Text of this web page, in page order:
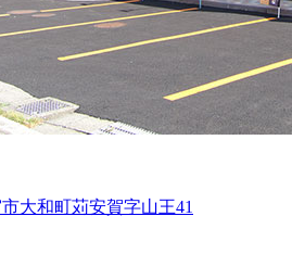
大和町苅安賀字山王41